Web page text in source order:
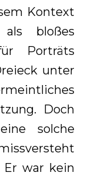
Kontext
als bloßes
Porträts
unter
Doch
solche
Er war kein